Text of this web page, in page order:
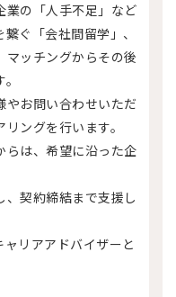
業の「人手不足」など
ぐ「会社間留学」、
マッチングからその後
お問い合わせいただ
ングを行います。
らは、希望に沿った企
契約締結まで支援し
リアアドバイザーと